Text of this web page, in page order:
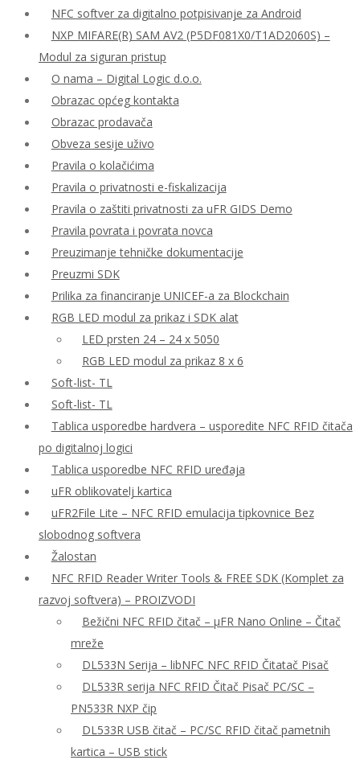
NFC softver za digitalno potpisivanje za Android
NXP MIFARE(R) SAM AV2 (P5DF081X0/T1AD2060S) –
Modul za siguran pristup
O nama – Digital Logic d.o.o.
Obrazac općeg kontakta
Obrazac prodavača
Obveza sesije uživo
Pravila o kolačićima
Pravila o privatnosti e-fiskalizacija
Pravila o zaštiti privatnosti za uFR GIDS Demo
Pravila povrata i povrata novca
Preuzimanje tehničke dokumentacije
Preuzmi SDK
Prilika za financiranje UNICEF-a za Blockchain
RGB LED modul za prikaz i SDK alat
LED prsten 24 – 24 x 5050
RGB LED modul za prikaz 8 x 6
Soft-list- TL
Soft-list- TL
Tablica usporedbe hardvera – usporedite NFC RFID čitača
po digitalnoj logici
Tablica usporedbe NFC RFID uređaja
uFR oblikovatelj kartica
uFR2File Lite – NFC RFID emulacija tipkovnice Bez
slobodnog softvera
Žalostan
NFC RFID Reader Writer Tools & FREE SDK (Komplet za
razvoj softvera) – PROIZVODI
Bežični NFC RFID čitač – μFR Nano Online – Čitač
mreže
DL533N Serija – libNFC NFC RFID Čitatač Pisač
DL533R serija NFC RFID Čitač Pisač PC/SC –
PN533R NXP čip
DL533R USB čitač – PC/SC RFID čitač pametnih
kartica – USB stick